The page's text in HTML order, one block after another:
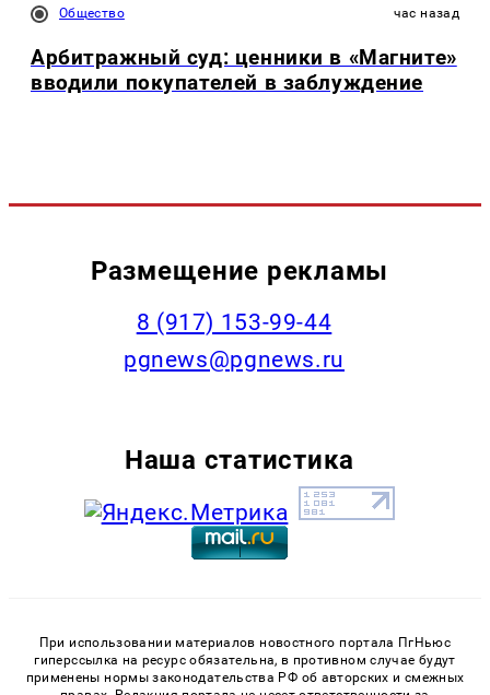
Общество час назад
Арбитражный суд: ценники в «Магните»
вводили покупателей в заблуждение
Размещение рекламы
‭8 (917) 153-99-44
pgnews@pgnews.ru
Наша статистика
При использовании материалов новостного портала ПгНьюс
гиперссылка на ресурс обязательна, в противном случае будут
применены нормы законодательства РФ об авторских и смежных